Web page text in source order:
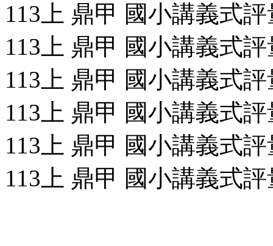
113上 鼎甲 國小講義式
113上 鼎甲 國小講義式
113上 鼎甲 國小講義式
113上 鼎甲 國小講義式
113上 鼎甲 國小講義式
113上 鼎甲 國小講義式